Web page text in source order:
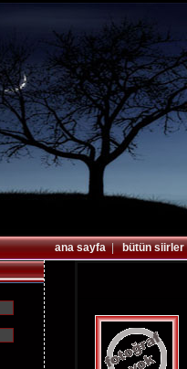
ana sayfa|bütün siirler